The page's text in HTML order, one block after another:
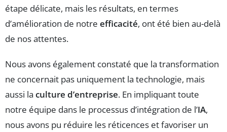
étape délicate, mais les résultats, en termes
d’amélioration de notre efficacité, ont été bien au-delà
de nos attentes.
Nous avons également constaté que la transformation
ne concernait pas uniquement la technologie, mais
aussi la culture d’entreprise. En impliquant toute
notre équipe dans le processus d’intégration de l’IA,
nous avons pu réduire les réticences et favoriser un